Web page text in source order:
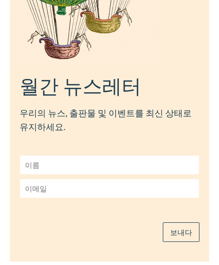
월간 뉴스레터
우리의 뉴스, 출판물 및 이벤트를 최신 상태로
유지하세요.
름
*
메
보내다